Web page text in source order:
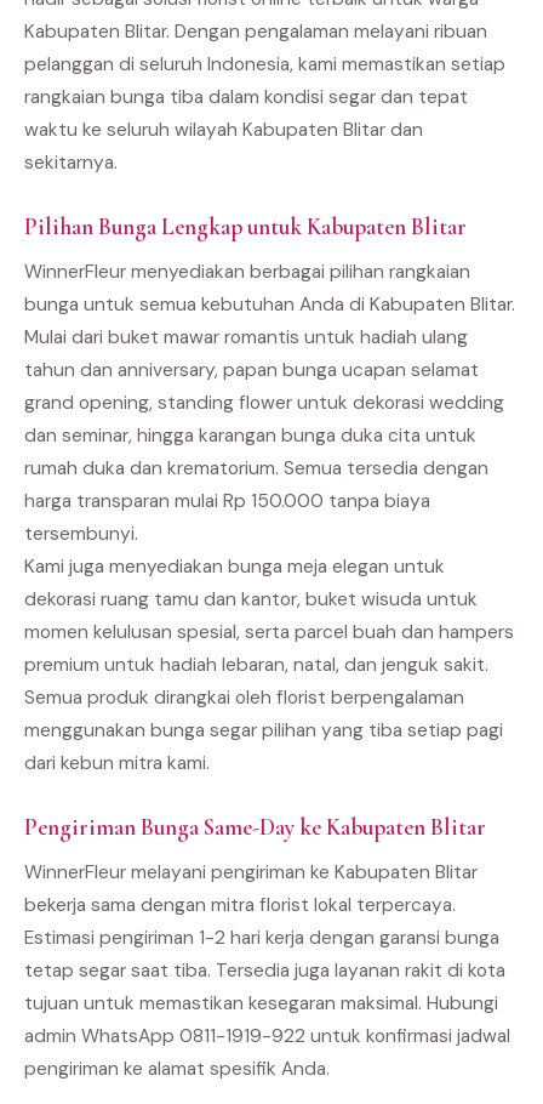
Kabupaten Blitar. Dengan pengalaman melayani ribuan
pelanggan di seluruh Indonesia, kami memastikan setiap
rangkaian bunga tiba dalam kondisi segar dan tepat
waktu ke seluruh wilayah Kabupaten Blitar dan
sekitarnya.
Pilihan Bunga Lengkap untuk Kabupaten Blitar
WinnerFleur menyediakan berbagai pilihan rangkaian
bunga untuk semua kebutuhan Anda di Kabupaten Blitar.
Mulai dari buket mawar romantis untuk hadiah ulang
tahun dan anniversary, papan bunga ucapan selamat
grand opening, standing flower untuk dekorasi wedding
dan seminar, hingga karangan bunga duka cita untuk
rumah duka dan krematorium. Semua tersedia dengan
harga transparan mulai Rp 150.000 tanpa biaya
tersembunyi.
Kami juga menyediakan bunga meja elegan untuk
dekorasi ruang tamu dan kantor, buket wisuda untuk
momen kelulusan spesial, serta parcel buah dan hampers
premium untuk hadiah lebaran, natal, dan jenguk sakit.
Semua produk dirangkai oleh florist berpengalaman
menggunakan bunga segar pilihan yang tiba setiap pagi
dari kebun mitra kami.
Pengiriman Bunga Same-Day ke Kabupaten Blitar
WinnerFleur melayani pengiriman ke Kabupaten Blitar
bekerja sama dengan mitra florist lokal terpercaya.
Estimasi pengiriman 1-2 hari kerja dengan garansi bunga
tetap segar saat tiba. Tersedia juga layanan rakit di kota
tujuan untuk memastikan kesegaran maksimal. Hubungi
admin WhatsApp 0811-1919-922 untuk konfirmasi jadwal
pengiriman ke alamat spesifik Anda.